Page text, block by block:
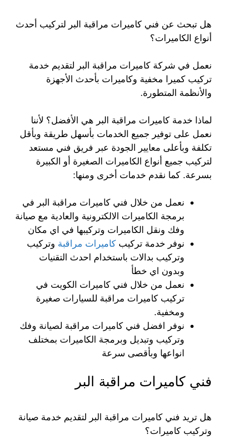
هل تبحث عن فني كاميرات مراقبة البر لتركيب أحدث
أنواع الكاميرات؟
نعمل في شركة كاميرات مراقبة البر لتقديم خدمة
تركيب كميرا مخفية وكاميرات بأحدث الأجهزة
والأنظمة المتطورة.
لماذا خدمة كاميرات مراقبة البر هي الأفضل؟ لأننا
نعمل على توفير جميع الخدمات بأسهل طريقة وبأقل
تكلفة وبأعلى معايير الجودة عبر فريق فني مستعد
لتركيب جميع أنواع الكاميرات الصغيرة أو الكبيرة
بسرعة. كما نقدم خدمات أخرى ومنها:
نعمل من خلال فني كاميرات مراقبة البر في
برمجة الكاميرات الالكترونية والعادية مع صيانة
وفك ونقل الكاميرات وتركيبها في اي مكان
نوفر خدمة تركيب كاميرات مراقبة وتركيب
وتركيب بدالات باستخدام احدث التقنيات
وبدون اي خطأ
نعمل من خلال فني كاميرات الكويت في
تركيب كاميرات مراقبة للسيارات صغيرة
ومخفية.
نوفر افضل فني كاميرات مراقبة لصيانة وفك
وتركيب وتبديل وبرمجة الكاميرات بمختلف
انواعها وبأقصى سرعة
فني كاميرات مراقبة البر
هل تريد فني كاميرات مراقبة البر لتقديم خدمة صيانة
وتركيب كاميرات؟